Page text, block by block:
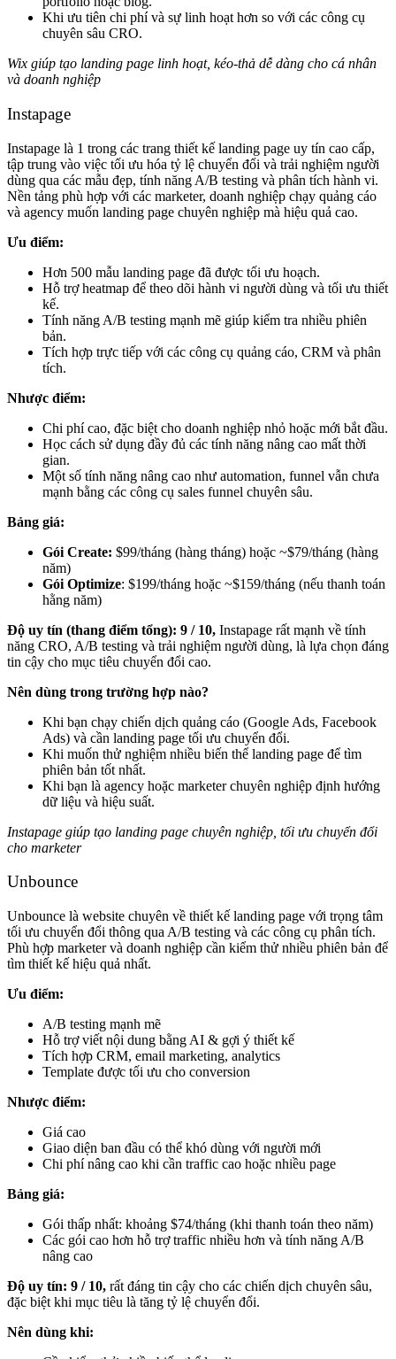
Khi ưu tiên chi phí và sự linh hoạt hơn so với các công cụ
chuyên sâu CRO.
Wix giúp tạo landing page linh hoạt, kéo-thả dễ dàng cho cá nhân
và doanh nghiệp
Instapage
Instapage là 1 trong các trang thiết kế landing page uy tín cao cấp,
tập trung vào việc tối ưu hóa tỷ lệ chuyển đổi và trải nghiệm người
dùng qua các mẫu đẹp, tính năng A/B testing và phân tích hành vi.
Nền tảng phù hợp với các marketer, doanh nghiệp chạy quảng cáo
và agency muốn landing page chuyên nghiệp mà hiệu quả cao.
Ưu điểm:
Hơn 500 mẫu landing page đã được tối ưu hoạch.
Hỗ trợ heatmap để theo dõi hành vi người dùng và tối ưu thiết
kế.
Tính năng A/B testing mạnh mẽ giúp kiểm tra nhiều phiên
bản.
Tích hợp trực tiếp với các công cụ quảng cáo, CRM và phân
tích.
Nhược điểm:
Chi phí cao, đặc biệt cho doanh nghiệp nhỏ hoặc mới bắt đầu.
Học cách sử dụng đầy đủ các tính năng nâng cao mất thời
gian.
Một số tính năng nâng cao như automation, funnel vẫn chưa
mạnh bằng các công cụ sales funnel chuyên sâu.
Bảng giá:
Gói Create: $99/tháng (hàng tháng) hoặc ~$79/tháng (hàng
năm)
Gói Optimize: $199/tháng hoặc ~$159/tháng (nếu thanh toán
hằng năm)
Độ uy tín (thang điểm tổng): 9 / 10, Instapage rất mạnh về tính
năng CRO, A/B testing và trải nghiệm người dùng, là lựa chọn đáng
tin cậy cho mục tiêu chuyển đổi cao.
Nên dùng trong trường hợp nào?
Khi bạn chạy chiến dịch quảng cáo (Google Ads, Facebook
Ads) và cần landing page tối ưu chuyển đổi.
Khi muốn thử nghiệm nhiều biến thể landing page để tìm
phiên bản tốt nhất.
Khi bạn là agency hoặc marketer chuyên nghiệp định hướng
dữ liệu và hiệu suất.
Instapage giúp tạo landing page chuyên nghiệp, tối ưu chuyển đổi
cho marketer
Unbounce
Unbounce là website chuyên về thiết kế landing page với trọng tâm
tối ưu chuyển đổi thông qua A/B testing và các công cụ phân tích.
Phù hợp marketer và doanh nghiệp cần kiểm thử nhiều phiên bản để
tìm thiết kế hiệu quả nhất.
Ưu điểm:
A/B testing mạnh mẽ
Hỗ trợ viết nội dung bằng AI & gợi ý thiết kế
Tích hợp CRM, email marketing, analytics
Template được tối ưu cho conversion
Nhược điểm:
Giá cao
Giao diện ban đầu có thể khó dùng với người mới
Chi phí nâng cao khi cần traffic cao hoặc nhiều page
Bảng giá:
Gói thấp nhất: khoảng $74/tháng (khi thanh toán theo năm)
Các gói cao hơn hỗ trợ traffic nhiều hơn và tính năng A/B
nâng cao
Độ uy tín: 9 / 10, rất đáng tin cậy cho các chiến dịch chuyên sâu,
đặc biệt khi mục tiêu là tăng tỷ lệ chuyển đổi.
Nên dùng khi: